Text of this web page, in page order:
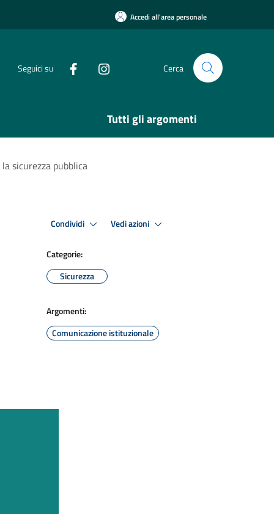
Accedi all'area personale
Seguici su Cerca
Tutti gli argomenti
sicurezza pubblica
Condividi Vedi azioni
Categorie:
Sicurezza
Argomenti:
Comunicazione istituzionale